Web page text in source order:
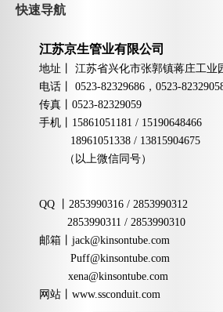
快速导航
江苏京生管业有限公司
地址丨 江苏省兴化市张郭镇蒋庄工业
电话丨 0523-82329686，0523-
传真丨 0523-82329059
手机
15861051181 / 15190648466
18961051338 / 13815904675
（以上微信同号）
QQ
2853990316 / 2853990312
2853990311 / 2853990310
邮箱
jack@kinsontube.com
Puff@kinsontube.com
xena@kinsontube.com
网站 丨www.ssconduit.com